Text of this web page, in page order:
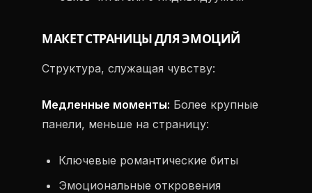
МАКЕТ СТРАНИЦЫ ДЛЯ ЭМОЦИЙ
Структура, служащая чувству:
Медленные моменты: Более крупные
панели, меньше на страницу:
Ключевые романтические биты
Эмоциональные откровения